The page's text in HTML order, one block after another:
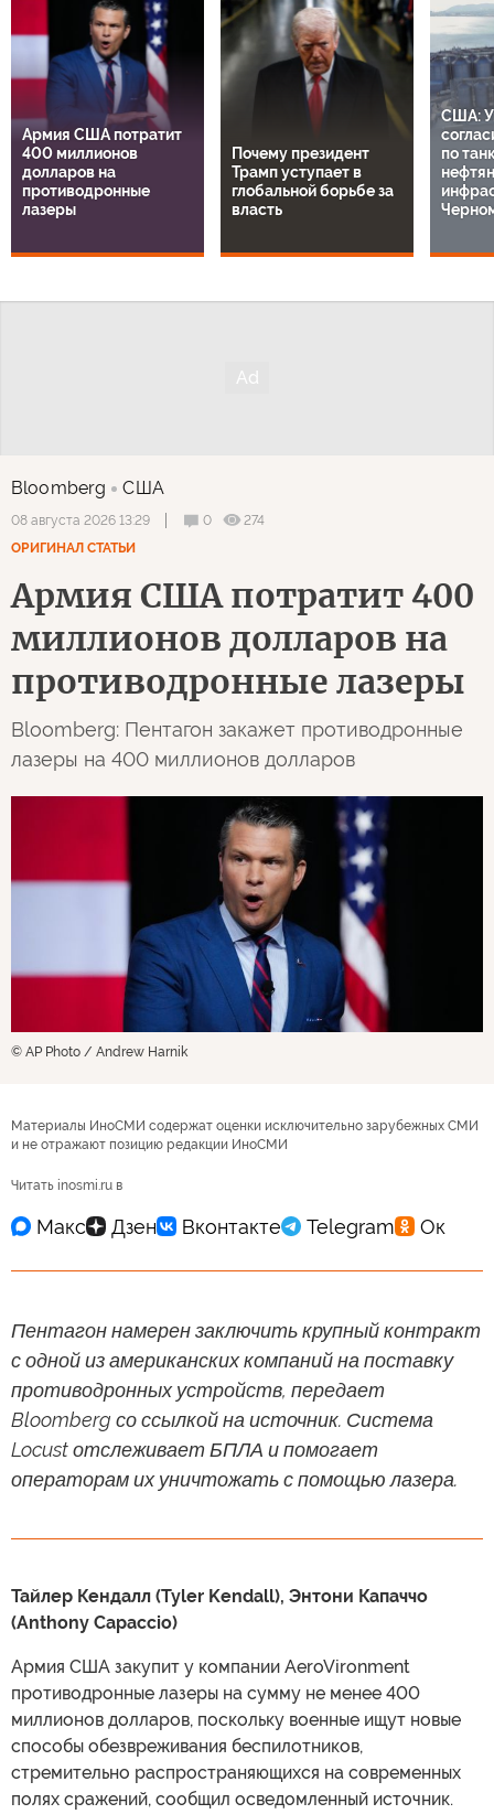
Армия США потратит
400 миллионов
долларов на
противодронные
лазеры
Почему президент
Трамп уступает в
глобальной борьбе за
власть
США:
по
Bloomberg США
08 августа 2026 13:29 0
274
ОРИГИНАЛ СТАТЬИ
Армия США потратит 400
миллионов долларов на
противодронные лазеры
Bloomberg: Пентагон закажет противодронные
лазеры на 400 миллионов долларов
© AP Photo / Andrew Harnik
Материалы ИноСМИ содержат оценки исключительно зарубежных СМИ
и не отражают позицию редакции ИноСМИ
Читать inosmi.ru в
Пентагон намерен заключить крупный контракт
с одной из американских компаний на поставку
противодронных устройств, передает
Bloomberg со ссылкой на источник. Система
Locust отслеживает БПЛА и помогает
операторам их уничтожать с помощью лазера.
Тайлер Кендалл (Tyler Kendall), Энтони Капаччо
(Anthony Capaccio)
Армия США закупит у компании AeroVironment
противодронные лазеры на сумму не менее 400
миллионов долларов, поскольку военные ищут новые
способы обезвреживания беспилотников,
стремительно распространяющихся на современных
полях сражений, сообщил осведомленный источник.